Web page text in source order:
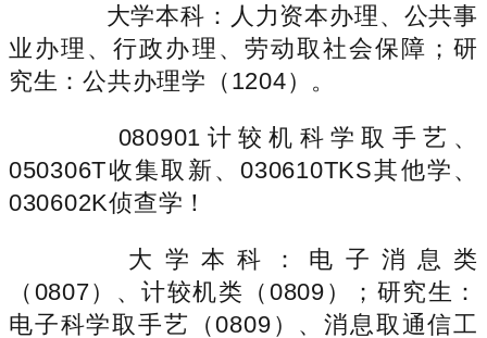
大学本科：人力资本办理、公共事
业办理、行政办理、劳动取社会保障；研
究生：公共办理学（1204）。
080901计较机科学取手艺、
050306T收集取新、030610TKS其他学、
030602K侦查学！
大学本科：电子消息类
（0807）、计较机类（0809）；研究生：
电子科学取手艺（0809）、消息取通信工